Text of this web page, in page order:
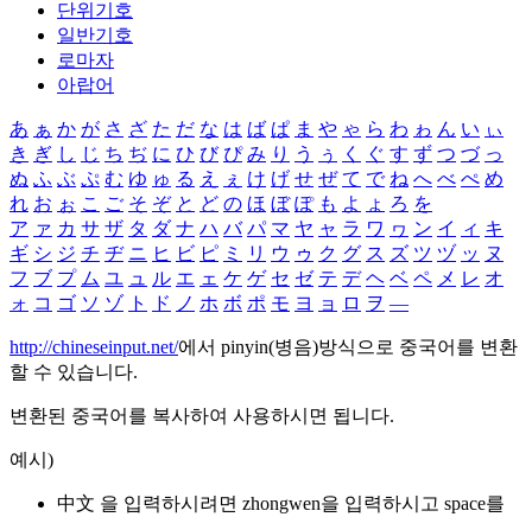
단위기호
일반기호
로마자
아랍어
あ ぁ か が さ ざ た だ な は ば ぱ ま や ゃ ら わ ゎ ん い ぃ
き ぎ し じ ち ぢ に ひ び ぴ み り う ぅ く ぐ す ず つ づ っ
ぬ ふ ぶ ぷ む ゆ ゅ る え ぇ け げ せ ぜ て で ね へ べ ぺ め
れ お ぉ こ ご そ ぞ と ど の ほ ぼ ぽ も よ ょ ろ を
ア ァ カ サ ザ タ ダ ナ ハ バ パ マ ヤ ャ ラ ワ ヮ ン イ ィ キ
ギ シ ジ チ ヂ ニ ヒ ビ ピ ミ リ ウ ゥ ク グ ス ズ ツ ヅ ッ ヌ
フ ブ プ ム ユ ュ ル エ ェ ケ ゲ セ ゼ テ デ ヘ ベ ペ メ レ オ
ォ コ ゴ ソ ゾ ト ド ノ ホ ボ ポ モ ヨ ョ ロ ヲ ―
http://chineseinput.net/에서 pinyin(병음)방식으로 중국어를 변환
할 수 있습니다.
변환된 중국어를 복사하여 사용하시면 됩니다.
예시)
中文 을 입력하시려면 zhongwen을 입력하시고 space를